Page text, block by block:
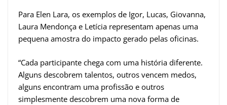
Para Elen Lara, os exemplos de Igor, Lucas, Giovanna,
Laura Mendonça e Letícia representam apenas uma
pequena amostra do impacto gerado pelas oficinas.
“Cada participante chega com uma história diferente.
Alguns descobrem talentos, outros vencem medos,
alguns encontram uma profissão e outros
simplesmente descobrem uma nova forma de